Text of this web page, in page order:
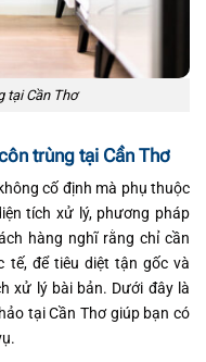
tại Cần Thơ
trùng tại Cần Thơ
cố định mà phụ thuộc
tích xử lý, phương pháp
hàng nghĩ rằng chỉ cần
tế, để tiêu diệt tận gốc và
xử lý bài bản. Dưới đây là
tại Cần Thơ giúp bạn có